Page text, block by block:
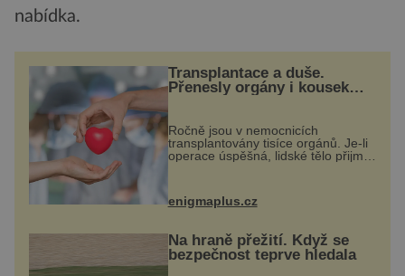
nabídka.
Transplantace a duše.
Přenesly orgány i kousek
Ročně jsou v nemocnicích
transplantovány tisíce orgánů. Je-li
operace úspěšná, lidské tělo přijme
co když při transplantaci
nepřijímám...
enigmaplus.cz
Na hraně přežití. Když se
bezpečnost teprve hledala